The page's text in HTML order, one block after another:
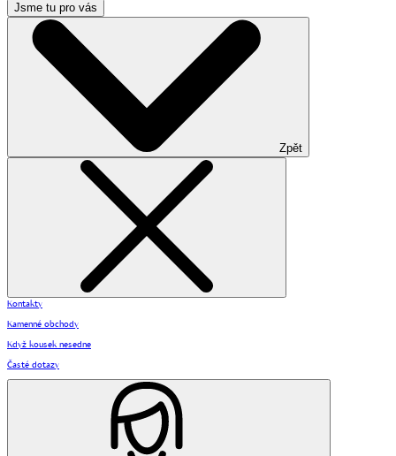
Jsme tu pro vás
Zpět
Kontakty
Kamenné obchody
Když kousek nesedne
Časté dotazy